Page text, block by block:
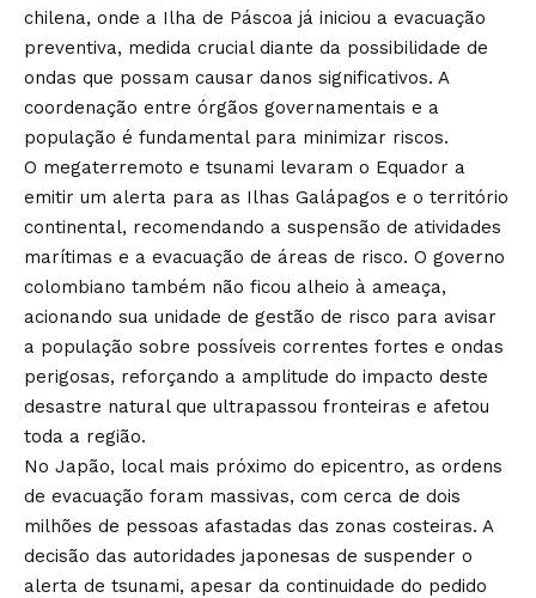
chilena, onde a Ilha de Páscoa já iniciou a evacuação
preventiva, medida crucial diante da possibilidade de
ondas que possam causar danos significativos. A
coordenação entre órgãos governamentais e a
população é fundamental para minimizar riscos.
O megaterremoto e tsunami levaram o Equador a
emitir um alerta para as Ilhas Galápagos e o território
continental, recomendando a suspensão de atividades
marítimas e a evacuação de áreas de risco. O governo
colombiano também não ficou alheio à ameaça,
acionando sua unidade de gestão de risco para avisar
a população sobre possíveis correntes fortes e ondas
perigosas, reforçando a amplitude do impacto deste
desastre natural que ultrapassou fronteiras e afetou
toda a região.
No Japão, local mais próximo do epicentro, as ordens
de evacuação foram massivas, com cerca de dois
milhões de pessoas afastadas das zonas costeiras. A
decisão das autoridades japonesas de suspender o
alerta de tsunami, apesar da continuidade do pedido